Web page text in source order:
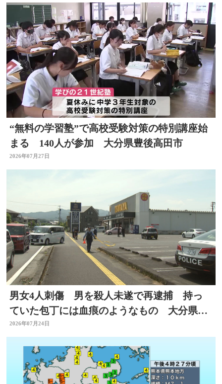
“無料の学習塾”で高校受験対策の特別講座始
まる 140人が参加 大分県豊後高田市
2026年07月27日
男女4人刺傷 男を殺人未遂で再逮捕 持っ
ていた包丁には血痕のようなもの 大分県佐
伯市
2026年07月24日